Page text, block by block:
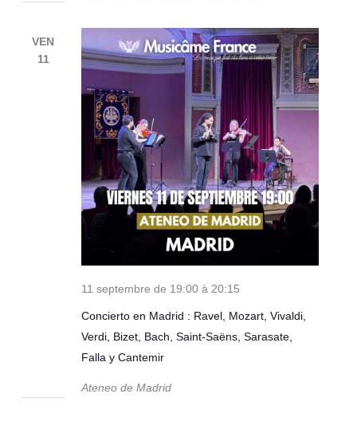
VEN
11
Concierto en Madrid : Ravel, Mozart, Vivaldi,
Verdi, Bizet, Bach, Saint-Saëns, Sarasate,
Falla y Cantemir
11 septembre de 19:00 à20:15
Ateneo de Madrid